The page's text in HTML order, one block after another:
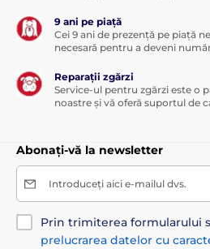
9 ani pe piață
Cei 9 ani de prezență pe piață
necesară pentru a deveni
Reparații zgărzi
Service-ul pentru zgărzi este o
noastre și vă oferă suportul de
Abonați-vă la newsletter
Introduceți aici e-mailul dvs.
Prin trimiterea formularului
prelucrarea datelor cu